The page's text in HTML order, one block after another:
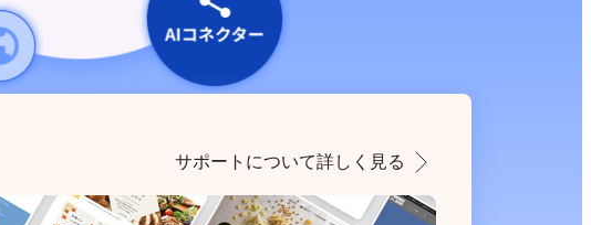
サポートについて詳しく見る